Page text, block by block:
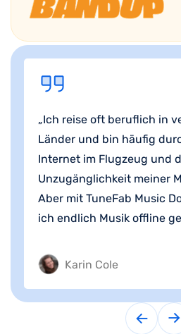
Sophie
„Ich reise oft beruflich in
Länder und bin häufig
Internet im Flugzeug und
Unzugänglichkeit meiner
Aber mit TuneFab Music
ich endlich Musik offline
Karin Cole
Thomas
Sophie
Karin Cole